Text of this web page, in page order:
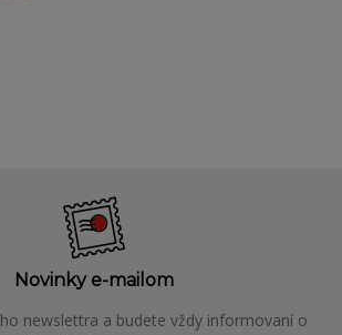
Novinky e-mailom
newslettra a budete vždy informovaní o